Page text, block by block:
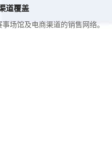
道覆盖
场馆及电商渠道的销售网络。